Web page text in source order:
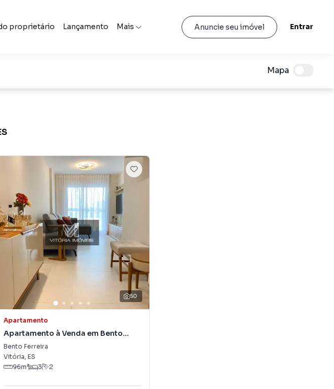
proprietário Lançamento Mais Anuncie seu imóvel Entrar
Mapa
50
Apartamento
Apartamento à Venda em Bento
Ferreira
Bento Ferreira
Vitória, ES
96m² 3 2